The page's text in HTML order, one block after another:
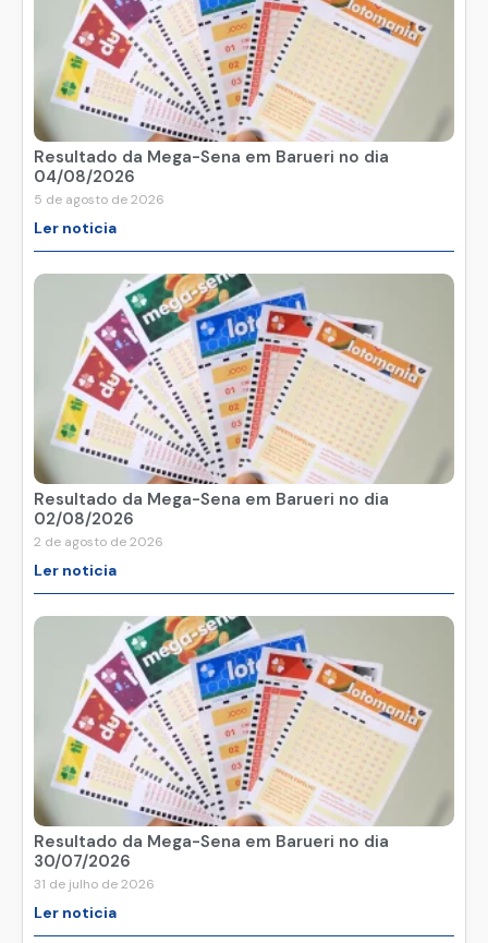
Resultado da Mega-Sena em Barueri no dia
04/08/2026
5 de agosto de 2026
Ler noticia
Resultado da Mega-Sena em Barueri no dia
02/08/2026
2 de agosto de 2026
Ler noticia
Resultado da Mega-Sena em Barueri no dia
30/07/2026
31 de julho de 2026
Ler noticia